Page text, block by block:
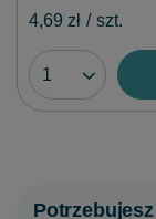
4,69 zł / szt.